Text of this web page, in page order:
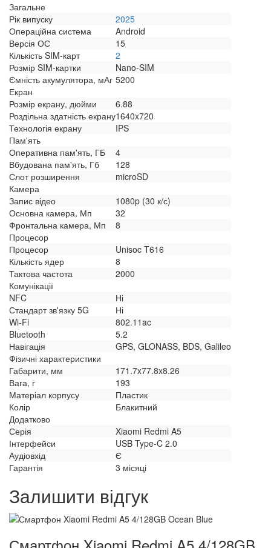
Загальне
Рік випуску
2025
Операційна система
Android
Версія ОС
15
Кількість SIM-карт
2
Розмір SIM-картки
Nano-SIM
Ємність акумулятора, мАг 5200
Екран
Розмір екрану, дюйми
6.88
Роздільна здатність екрану1640x720
Технологія екрану
IPS
Пам'ять
Оперативна пам'ять, ГБ
4
Вбудована пам'ять, Гб
128
Слот розширення
microSD
Камера
Запис відео
1080p (30 к/с)
Основна камера, Мп
32
Фронтальна камера, Мп
8
Процесор
Процесор
Unisoc T616
Кількість ядер
8
Тактова частота
2000
Комунікації
NFC
Ні
Стандарт зв'язку 5G
Ні
Wi-Fi
802.11ac
Bluetooth
5.2
Навігація
GPS, GLONASS, BDS, Galileo
Фізичні характеристики
Габарити, мм
171.7x77.8x8.26
Вага, г
193
Матеріал корпусу
Пластик
Колір
Блакитний
Додатково
Серія
Xiaomi Redmi A5
Інтерфейси
USB Type-C 2.0
Аудіовхід
Є
Гарантія
3 місяці
Залишити відгук